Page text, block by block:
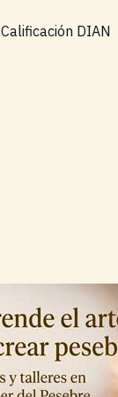
Calificación DIAN